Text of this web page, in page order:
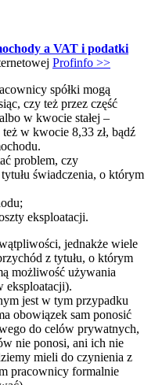
a VAT i podatki
Profinfo >>
spółki mogą
czy też przez część
w kwocie stałej –
w kwocie 8,33 zł, bądź
problem, czy
świadczenia, o którym
eksploatacji.
jednakże wiele
z tytułu, o którym
możliwość używania
eksploatacji).
jest w tym przypadku
obowiązek sam ponosić
do celów prywatnych,
nie ponosi, ani ich nie
mieli do czynienia z
pracownicy formalnie